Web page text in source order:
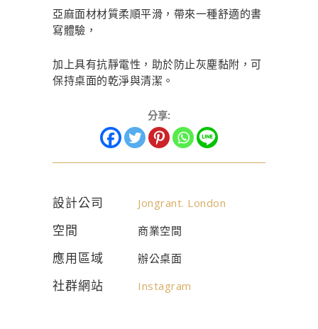
亞麻面材材質柔順平滑，帶來一種舒適的書
寫體驗，
加上具有抗靜電性，助於防止灰塵黏附，可
保持桌面的乾淨與清潔。
分享:
設計公司 Jongrant. London
空間 商業空間
應用區域 辦公桌面
社群網站 Instagram